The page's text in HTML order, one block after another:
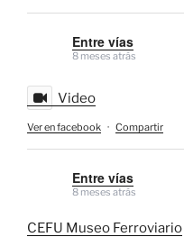
Entre vías
8 meses atrás
Video
Ver en facebook · Compartir
Entre vías
8 meses atrás
CEFU Museo Ferroviario